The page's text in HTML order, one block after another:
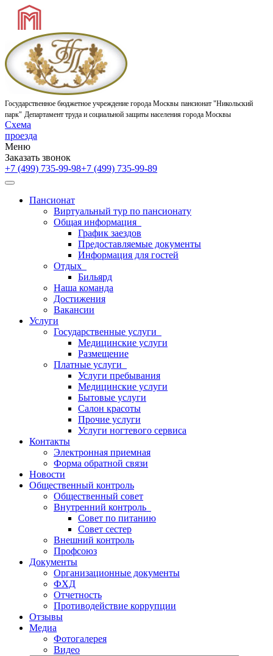
Государственное бюджетное учреждение города Москвы пансионат "Никольский
парк" Департамент труда и социальной защиты населения города Москвы
Схема
проезда
Меню
Заказать звонок
+7 (499) 735-99-98+7 (499) 735-99-89
Пансионат
Виртуальный тур по пансионату
Общая информация
График заездов
Предоставляемые документы
Информация для гостей
Отдых
Бильярд
Наша команда
Достижения
Вакансии
Услуги
Государственные услуги
Медицинские услуги
Размещение
Платные услуги
Услуги пребывания
Медицинские услуги
Бытовые услуги
Салон красоты
Прочие услуги
Услуги ногтевого сервиса
Контакты
Электронная приемная
Форма обратной связи
Новости
Общественный контроль
Общественный совет
Внутренний контроль
Совет по питанию
Совет сестер
Внешний контроль
Профсоюз
Документы
Организационные документы
ФХД
Отчетность
Противодействие коррупции
Отзывы
Медиа
Фотогалерея
Видео